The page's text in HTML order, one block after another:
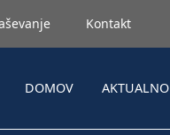
Kontakt
DOMOV AKTUALNO